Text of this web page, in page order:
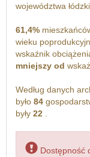
województwa
61,4%
wieku
wskaźnik
mniejszy od
Według danych
było 84
były 22.
Dostępność